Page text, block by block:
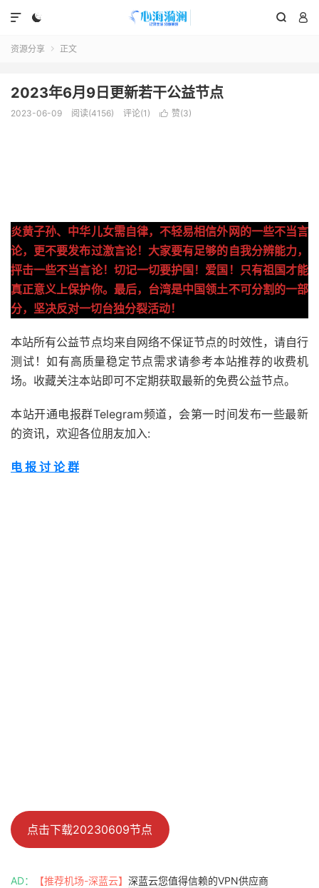
  

资源分享  正文
2023年6月9日更新若干公益节点
2023-06-09 阅读(4156) 评论(1)  赞(3)
炎黄子孙、中华儿女需自律，不轻易相信外网的一些不当言
论，更不要发布过激言论！大家要有足够的自我分辨能力，
抨击一些不当言论！切记一切要护国！爱国！只有祖国才能
真正意义上保护你。最后，台湾是中国领土不可分割的一部
分，坚决反对一切台独分裂活动！
本站所有公益节点均来自网络不保证节点的时效性，请自行
测试！如有高质量稳定节点需求请参考本站推荐的收费机
场。收藏关注本站即可不定期获取最新的免费公益节点。
本站开通电报群Telegram频道，会第一时间发布一些最新
的资讯，欢迎各位朋友加入:
电 报 讨 论 群
点击下载20230609节点
AD： 【推荐机场-深蓝云】 深蓝云您值得信赖的VPN供应商